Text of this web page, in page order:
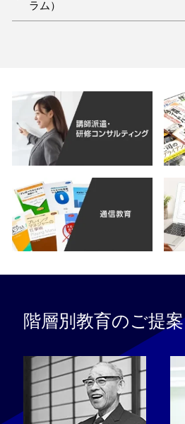
ラム）
階層別教育のご提案